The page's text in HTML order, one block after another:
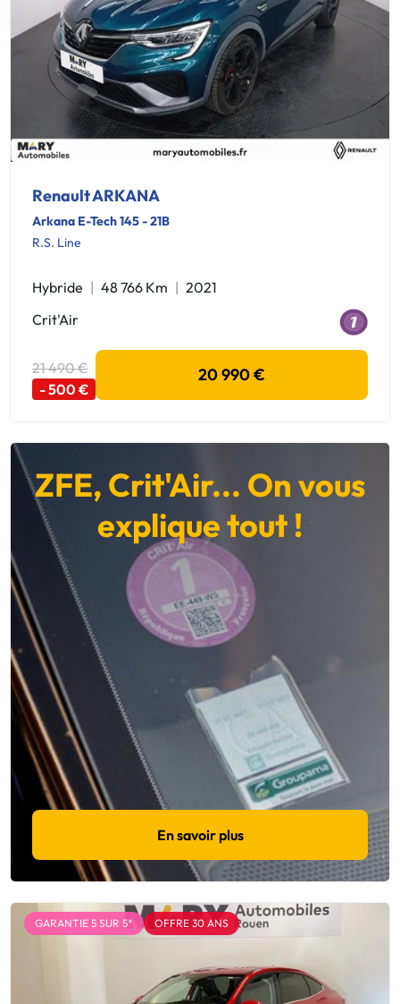
Renault ARKANA
Arkana E-Tech 145 - 21B
R.S. Line
Hybride 48 766 Km
2021
Crit'Air
21 490 €
- 500 €
20 990 €
ZFE, Crit'Air... On vous
explique tout !
En savoir plus
GARANTIE 5 SUR 5* OFFRE 30 ANS